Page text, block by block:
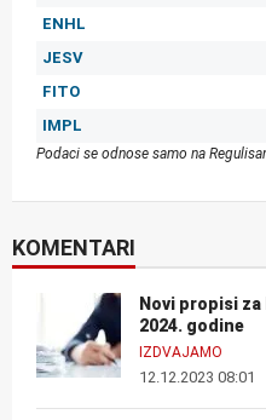
ENHL
JESV
FITO
IMPL
Podaci se odnose samo na
KOMENTARI
Novi propisi
2024. godine
IZDVAJAMO
12.12.2023 08:01